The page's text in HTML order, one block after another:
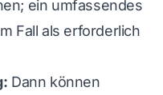
ein umfassendes
Fall als erforderlich
Dann können